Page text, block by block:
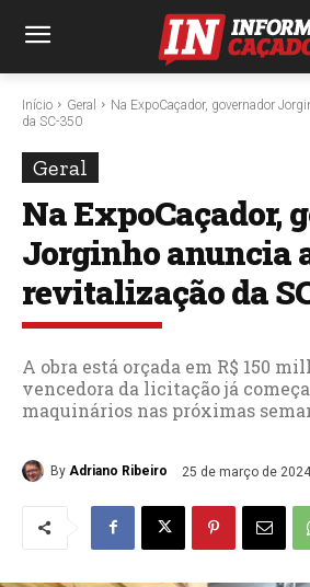
Início Geral
Na ExpoCaçador, governador
da SC-350
Geral
Na ExpoCaçador,
Jorginho anuncia
revitalização da
A obra está orçada em R$ 150
vencedora da licitação já
maquinários nas próximas
By Adriano Ribeiro 25 de março de 2024